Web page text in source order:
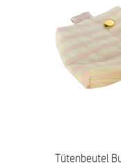
Tütenbeutel